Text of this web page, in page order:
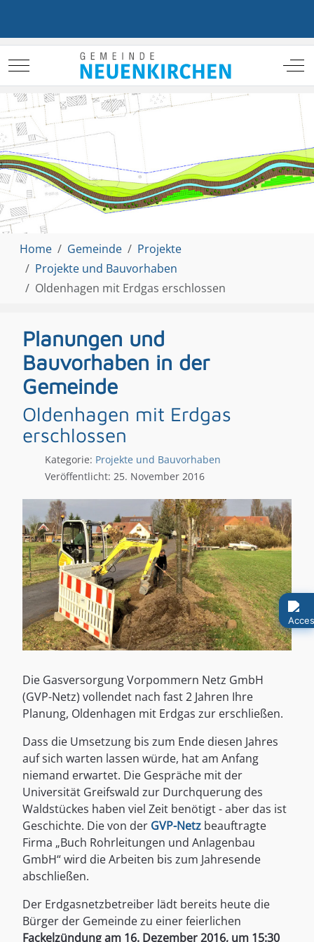
Mobile Menu Toggle
Home Gemeinde
Projekte
Projekte und Bauvorhaben
Oldenhagen mit Erdgas erschlossen
Planungen und
Bauvorhaben in der
Gemeinde
Oldenhagen mit Erdgas
erschlossen
Kategorie: Projekte und Bauvorhaben
Veröffentlicht: 25. November 2016
Die Gasversorgung Vorpommern Netz GmbH
(GVP-Netz) vollendet nach fast 2 Jahren Ihre
Planung, Oldenhagen mit Erdgas zur erschließen.
Dass die Umsetzung bis zum Ende diesen Jahres
auf sich warten lassen würde, hat am Anfang
niemand erwartet. Die Gespräche mit der
Universität Greifswald zur Durchquerung des
Waldstückes haben viel Zeit benötigt - aber das ist
Geschichte. Die von der GVP-Netz beauftragte
Firma „Buch Rohrleitungen und Anlagenbau
GmbH“wird die Arbeiten bis zum Jahresende
abschließen.
Der Erdgasnetzbetreiber lädt bereits heute die
Bürger der Gemeinde zu einer feierlichen
Fackelzündung am 16. Dezember 2016, um 15:30